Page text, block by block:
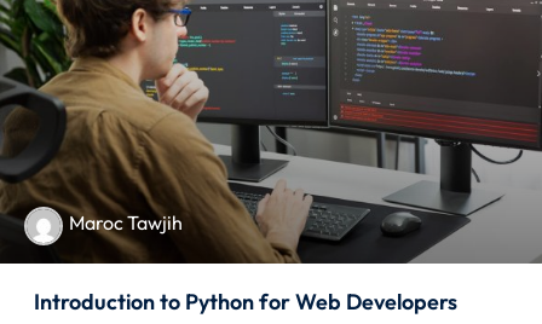
Maroc Tawjih
Introduction to Python for Web Developers